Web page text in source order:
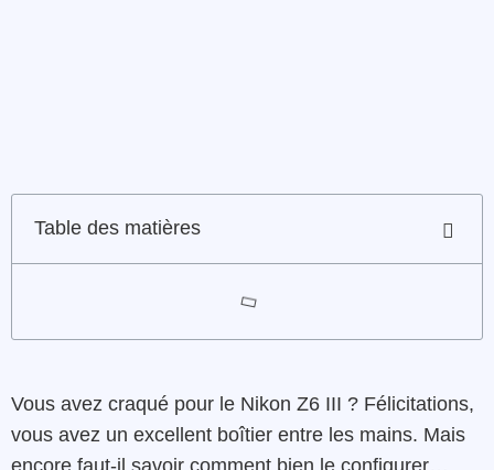
Table des matières
Vous avez craqué pour le Nikon Z6 III ? Félicitations,
vous avez un excellent boîtier entre les mains. Mais